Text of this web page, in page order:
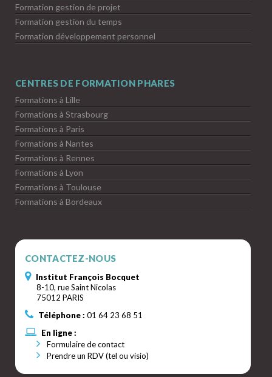
Formation gestion de projet
Formation gestion du temps
Formation développement personnel
CENTRES DE FORMATION PHARES
Formations à Lille
Formations à Strasbourg
Formations à Paris
Formations à Nantes
Formations à Rennes
Formations à Lyon
Formations à Toulouse
Formations à Bordeaux
CONTACTEZ-NOUS
Institut François Bocquet
8-10, rue Saint Nicolas
75012 PARIS
Téléphone : 01 64 23 68 51
En ligne :
Formulaire de contact
Prendre un RDV (tel ou visio)